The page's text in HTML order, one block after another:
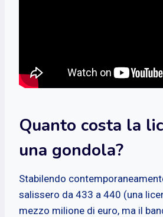
Quanto costa la
una gondola?
Stabilendo
salissero da 433 a 440 (una
mezzo milione di euro, ma il